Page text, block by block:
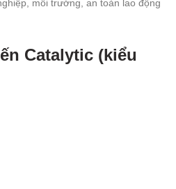
môi trường, an toàn lao động
Catalytic (kiểu